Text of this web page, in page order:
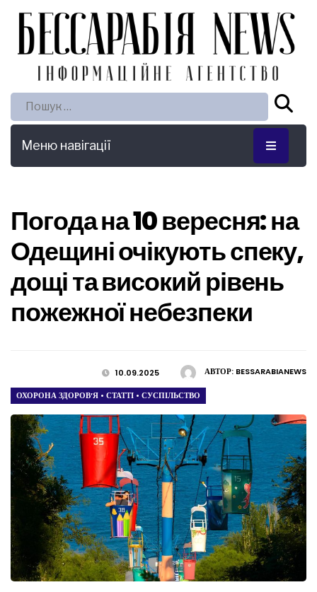
Пошук:
Меню навігації
Погода на 10 вересня: на
Одещині очікують спеку,
дощі та високий рівень
пожежної небезпеки
АВТОР: BESSARABIANEWS
10.09.2025
ОХОРОНА ЗДОРОВ’Я • СТАТТІ • СУСПІЛЬСТВО